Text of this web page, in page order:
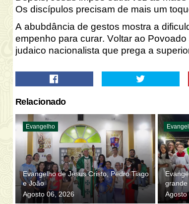
Os discípulos precisam de mais um
A abubdância de gestos mostra a
empenho para curar. Voltar ao Povoado
judaico nacionalista que prega a
Relacionado
Evangelho
Evangelho de Jesus Cristo, Pedro Tiago
e João
Agosto 06, 2026
Agosto